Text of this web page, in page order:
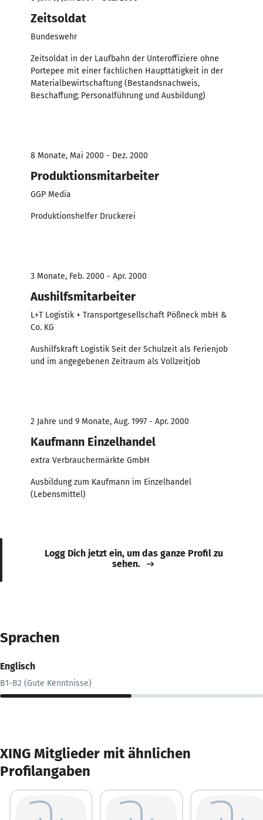
Zeitsoldat
Bundeswehr
Zeitsoldat in der Laufbahn der Unteroffiziere ohne
Portepee mit einer fachlichen Haupttätigkeit in der
Materialbewirtschaftung (Bestandsnachweis,
Beschaffung; Personalführung und Ausbildung)
8 Monate, Mai 2000 - Dez. 2000
Produktionsmitarbeiter
GGP Media
Produktionshelfer Druckerei
3 Monate, Feb. 2000 - Apr. 2000
Aushilfsmitarbeiter
L+T Logistik + Transportgesellschaft Pößneck mbH &
Co. KG
Aushilfskraft Logistik Seit der Schulzeit als Ferienjob
und im angegebenen Zeitraum als Vollzeitjob
2 Jahre und 9 Monate, Aug. 1997 - Apr. 2000
Kaufmann Einzelhandel
extra Verbrauchermärkte GmbH
Ausbildung zum Kaufmann im Einzelhandel
(Lebensmittel)
Logg Dich jetzt ein, um das ganze Profil zu
sehen.
Sprachen
Englisch
B1-B2 (Gute Kenntnisse)
XING Mitglieder mit ähnlichen
Profilangaben